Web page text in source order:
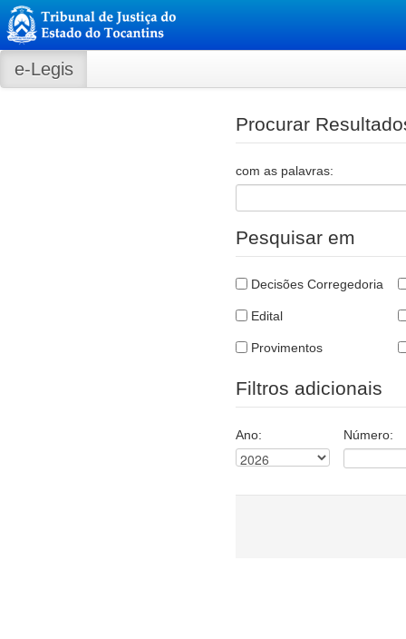
e-Legis
Procurar
com as palavras:
Pesquisar em
Decisões Corregedoria
Edital
Provimentos
Filtros adicionais
Ano: Número: